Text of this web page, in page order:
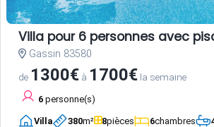
Villa pour 6 personnes avec
Gassin 83580
de 1300€ à 1700€ la semaine
6 personne(s)
Villa 380m² 8pièces 6chambres